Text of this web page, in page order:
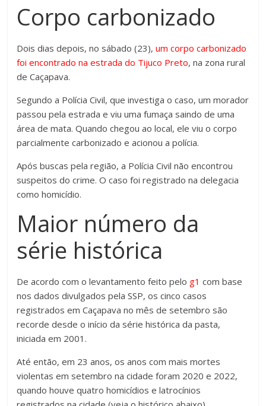
Corpo carbonizado
Dois dias depois, no sábado (23),um corpo carbonizado
foi encontrado na estrada do Tijuco Preto, na zona rural
de Caçapava.
Segundo a Polícia Civil, que investiga o caso, um morador
passou pela estrada e viu uma fumaça saindo de uma
área de mata. Quando chegou ao local, ele viu o corpo
parcialmente carbonizado e acionou a polícia.
Após buscas pela região, a Polícia Civil não encontrou
suspeitos do crime. O caso foi registrado na delegacia
como homicídio.
Maior número da
série histórica
De acordo com o levantamento feito pelo g1 com base
nos dados divulgados pela SSP, os cinco casos
registrados em Caçapava no mês de setembro são
recorde desde o início da série histórica da pasta,
iniciada em 2001.
Até então, em 23 anos, os anos com mais mortes
violentas em setembro na cidade foram 2020 e 2022,
quando houve quatro homicídios e latrocínios